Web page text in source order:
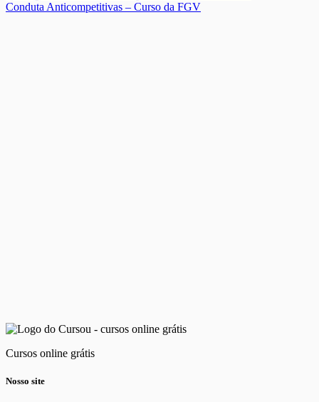
Conduta Anticompetitivas – Curso da FGV
Cursos online grátis
Nosso site